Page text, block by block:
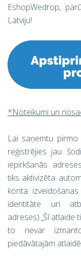
EshopWedrop,
Latviju!
*Noteikumi un
Lai saņemtu
reģistrējies jau
iepirkšanās
tiks aktivizēta
konta
identitāte un
adreses). Šī atlaide
to nevar
piedāvātajām